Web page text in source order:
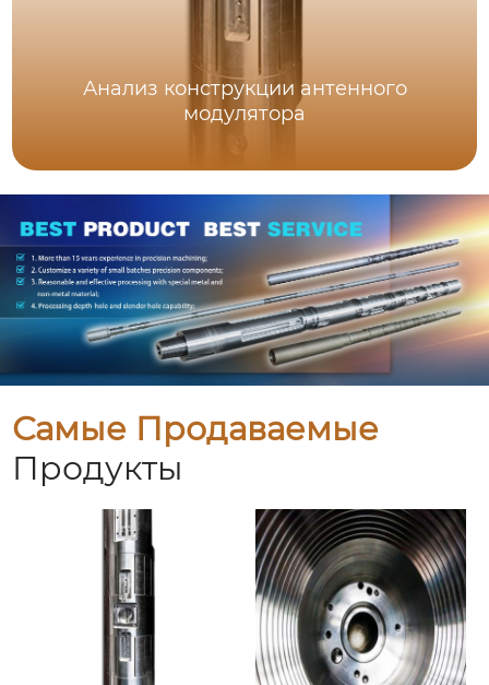
Анализ конструкции антенного
модулятора
Самые Продаваемые
Продукты